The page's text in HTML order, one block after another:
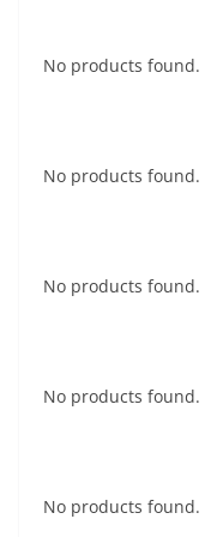
No products found.
No products found.
No products found.
No products found.
No products found.